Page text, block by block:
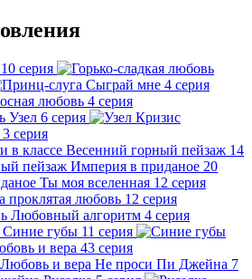
10 серия
Сыграй мне 4 серия
любовь 4 серия
Узел 6 серия
Кризис
3 серия
Весенний горный пейзаж 14
Империя в приданое 20
Ты моя вселенная 12 серия
проклятая любовь 12 серия
Любовный алгоритм 4 серия
Синие губы 11 серия
и вера 43 серия
Не проси Пи Джейна 7